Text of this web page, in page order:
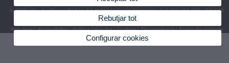
© 2026 UV. - Av. Blasco Ibáñez, 13 46010 València (València) - Tel. 963 864 051 - Tel. 963
864 224
Avís legal|Accessibilitat|Política privacitat|Cookies|Transparència|Bústia de contacte
Rebutjar tot
Configurar cookies